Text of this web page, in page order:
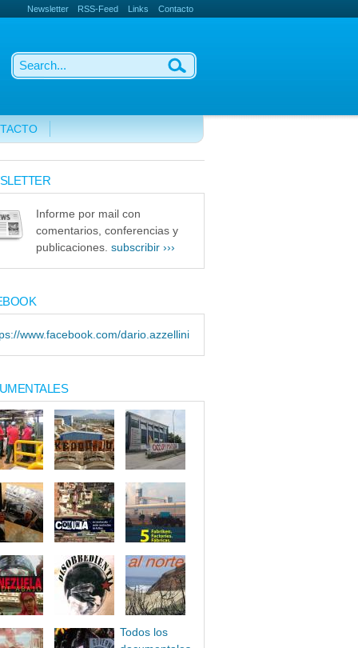
Newsletter RSS-Feed Links Contacto
Informe por mail con
comentarios, conferencias y
publicaciones. subscribir ›››
www.facebook.com/dario.azzellini
Todos los